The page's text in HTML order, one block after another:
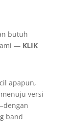
butuh
— KLIK
apapun,
versi
band